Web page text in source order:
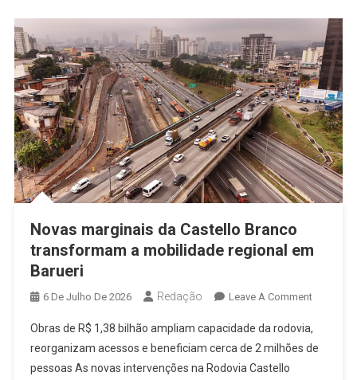
Novas marginais da Castello Branco
transformam a mobilidade regional em
Barueri
6 De Julho De 2026 Redação Leave A CommentOn
Marginais
Da
Obras de R$ 1,38 bilhão ampliam capacidade da rodovia,
reorganizam acessos e beneficiam cerca de 2 milhões de
pessoas As novas intervenções na Rodovia Castello